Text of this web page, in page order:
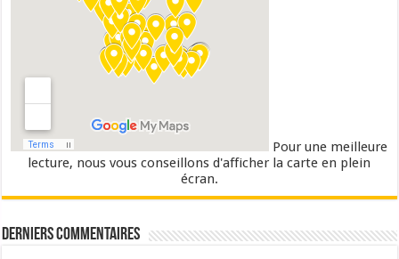
Pour une meilleure
lecture, nous vous conseillons d'afficher la carte en plein
écran.
Derniers commentaires